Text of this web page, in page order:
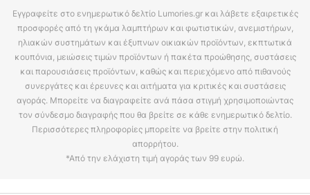
Εγγραφείτε στο ενημερωτικό δελτίο Lumories.gr και λάβετε εξαιρετικές
προσφορές από τη γκάμα λαμπτήρων και φωτιστικών, ανεμιστήρων,
ηλιακών συστημάτων και έξυπνων οικιακών προϊόντων, εκπτωτικά
κουπόνια, μειώσεις τιμών προϊόντων ή πακέτα προώθησης, συστάσεις
και παρουσιάσεις προϊόντων, καθώς και περιεχόμενο από πιθανούς
συνεργάτες και έρευνες και αιτήματα για κριτικές και συστάσεις
αγοράς. Μπορείτε να διαγραφείτε ανά πάσα στιγμή χρησιμοποιώντας
τον σύνδεσμο διαγραφής που θα βρείτε σε κάθε ενημερωτικό δελτίο.
Περισσότερες πληροφορίες μπορείτε να βρείτε στην πολιτική
απορρήτου.
*Από την ελάχιστη τιμή αγοράς των 99 ευρώ.